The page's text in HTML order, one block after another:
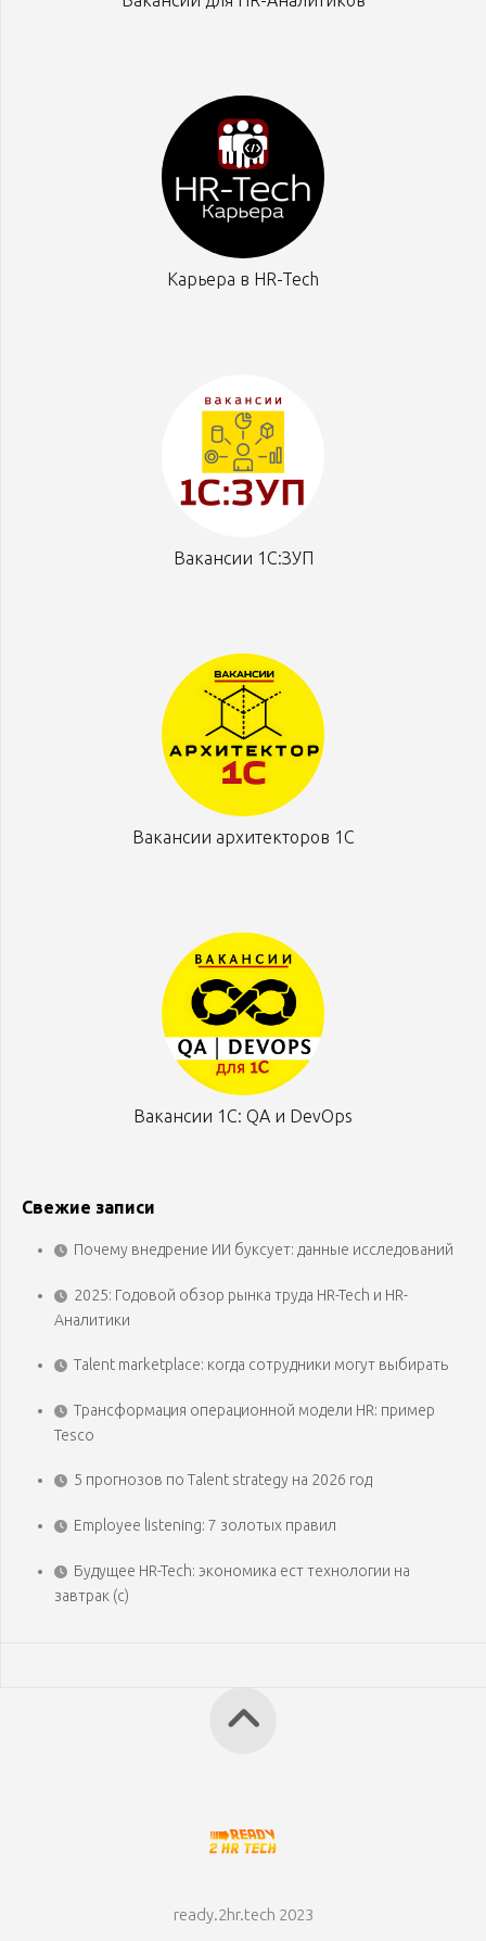
Карьера в HR-Tech
Вакансии 1С:ЗУП
Вакансии архитекторов 1С
Вакансии 1С: QA и DevOps
Свежие записи
Почему внедрение ИИ буксует: данные исследований
2025: Годовой обзор рынка труда HR-Tech и HR-
Аналитики
Talent marketplace: когда сотрудники могут выбирать
Трансформация операционной модели HR: пример
Tesco
5 прогнозов по Talent strategy на 2026 год
Employee listening: 7 золотых правил
Будущее HR-Tech: экономика ест технологии на
завтрак (с)
ready.2hr.tech 2023